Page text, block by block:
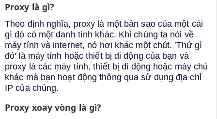
Proxy là gì?
Theo định nghĩa, proxy là một bản sao của một cái
gì đó có một danh tính khác. Khi chúng ta nói về
máy tính và internet, nó hơi khác một chút. 'Thứ gì
đó' là máy tính hoặc thiết bị di động của bạn và
proxy là các máy tính, thiết bị di động hoặc máy chủ
khác mà bạn hoạt động thông qua sử dụng địa chỉ
IP của chúng.
Proxy xoay vòng là gì?